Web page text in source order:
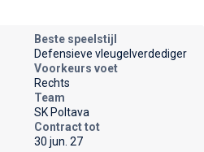
Beste speelstijl
Defensieve vleugelverdediger
Voorkeurs voet
Rechts
Team
SK Poltava
Contract tot
30 jun. 27